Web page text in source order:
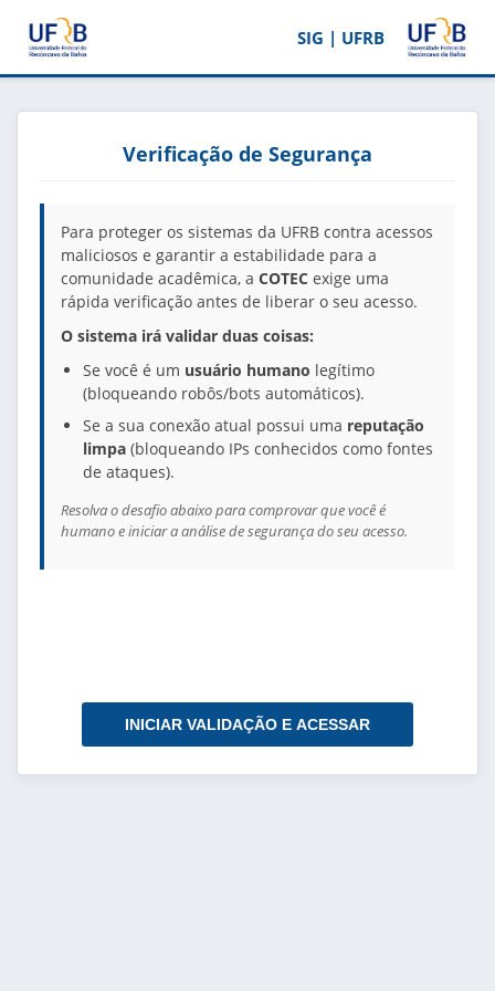
SIG | UFRB
Verificação de Segurança
Para proteger os sistemas da UFRB contra acessos
maliciosos e garantir a estabilidade para a
comunidade acadêmica, a COTEC exige uma
rápida verificação antes de liberar o seu acesso.
O sistema irá validar duas coisas:
Se você é um usuário humano legítimo
(bloqueando robôs/bots automáticos).
Se a sua conexão atual possui uma reputação
limpa (bloqueando IPs conhecidos como fontes
de ataques).
Resolva o desafio abaixo para comprovar que você é
humano e iniciar a análise de segurança do seu acesso.
INICIAR VALIDAÇÃO E ACESSAR